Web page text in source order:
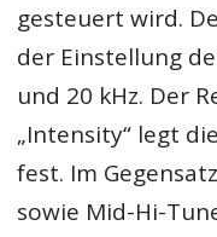
gesteuert wird.
der Einstellung
und 20 kHz. Der
„Intensity“ legt
fest. Im
sowie Mid-Hi-